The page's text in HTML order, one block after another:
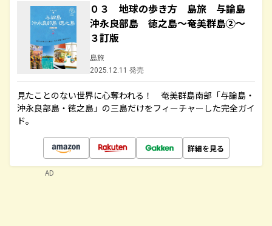
０３ 地球の歩き方 島旅 与論島
沖永良部島 徳之島～奄美群島②～
３訂版
島旅
2025.12.11 発売
見たことのない世界に心奪われる！ 奄美群島南部「与論島・
沖永良部島・徳之島」の三島だけをフィーチャーした完全ガイ
ド。
詳細を見る
AD